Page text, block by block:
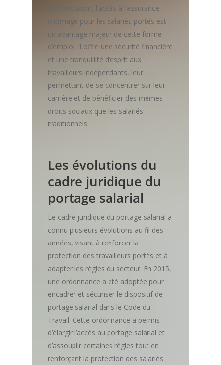
En conclusion, l’accès à l’assurance
chômage pour les salariés portés est
un avantage majeur de cette forme
d’emploi. Il offre une sécurité financière
et une tranquillité d’esprit aux
travailleurs indépendants, leur
permettant de se concentrer sur leur
carrière et de bénéficier des mêmes
droits sociaux que les salariés
traditionnels.
Les évolutions du
cadre juridique du
portage salarial
Le cadre juridique du portage salarial a
connu plusieurs évolutions au fil des
années, visant à renforcer la
protection des travailleurs portés et à
adapter les règles du secteur. En 2015,
une ordonnance a été adoptée pour
encadrer et sécuriser le dispositif de
portage salarial dans le Code du
Travail. Cette ordonnance a permis
d’élargir l’accès au portage salarial et
d’assouplir certaines règles tout en
renforçant la protection des salariés